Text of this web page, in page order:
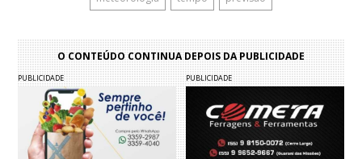
O CONTEÚDO CONTINUA DEPOIS DA PUBLICIDADE
PUBLICIDADE PUBLICIDADE